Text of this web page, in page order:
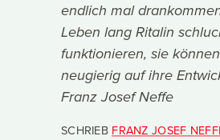
endlich mal
Leben lang Ritalin
funktionieren, sie
neugierig auf ihre
Franz Josef Neffe
SCHRIEB FRANZ JOSEF